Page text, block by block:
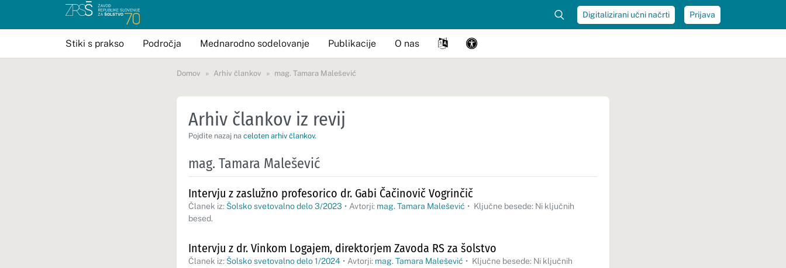
Digitalizirani učni načrti Prijava
Stiki s prakso Področja Mednarodno sodelovanje Publikacije O nas
Domov Arhiv člankov mag. Tamara Malešević
Arhiv člankov iz revij
Pojdite nazaj na celoten arhiv člankov.
mag. Tamara Malešević
Intervju z zaslužno profesorico dr. Gabi Čačinovič Vogrinčič
Članek iz: Šolsko svetovalno delo 3/2023 • Avtorji: mag. Tamara Malešević • Ključne besede: Ni ključnih
besed.
Intervju z dr. Vinkom Logajem, direktorjem Zavoda RS za šolstvo
Članek iz: Šolsko svetovalno delo 1/2024 • Avtorji: mag. Tamara Malešević • Ključne besede: Ni ključnih